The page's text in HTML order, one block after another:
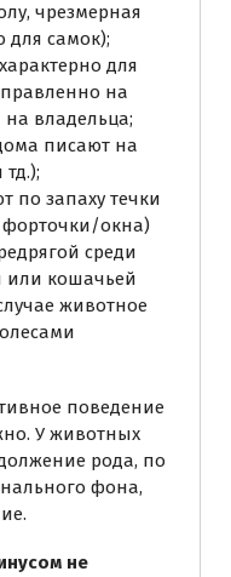
чрезмерная
для самок);
для
на
на владельца;
писают на
по запаху течки
форточки/окна)
среди
или кошачьей
животное
поведение
У животных
рода, по
фона,
не